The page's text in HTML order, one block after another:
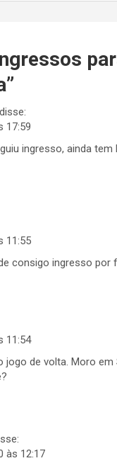
”
disse:
17:59
ingresso, ainda
11:55
consigo ingresso por
11:54
jogo de volta. Moro
às 12:17